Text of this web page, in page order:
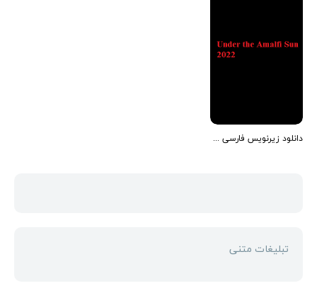
دانلود زیرنویس فارسی فیلم Under the Amalfi Sun 2022
تبلیغات متنی